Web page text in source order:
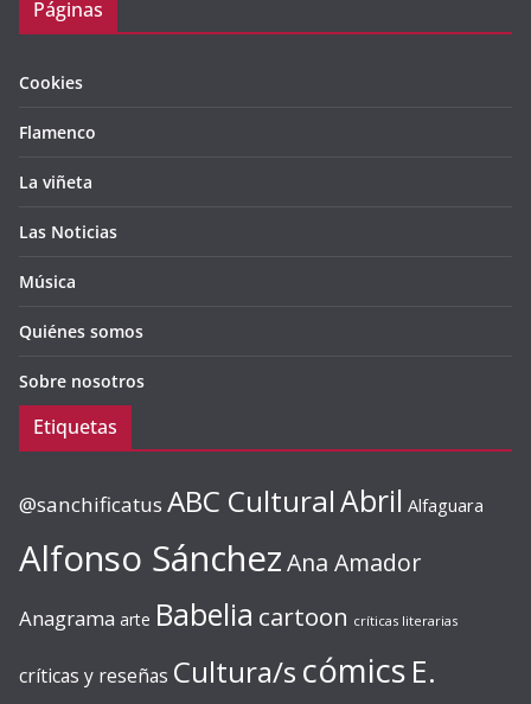
Páginas
Cookies
Flamenco
La viñeta
Las Noticias
Música
Quiénes somos
Sobre nosotros
Etiquetas
@sanchificatus ABC CulturalAbril Alfaguara
Alfonso SánchezAna Amador
Anagrama arte Babelia cartoon críticas literarias
críticas y reseñas Cultura/s cómics E.